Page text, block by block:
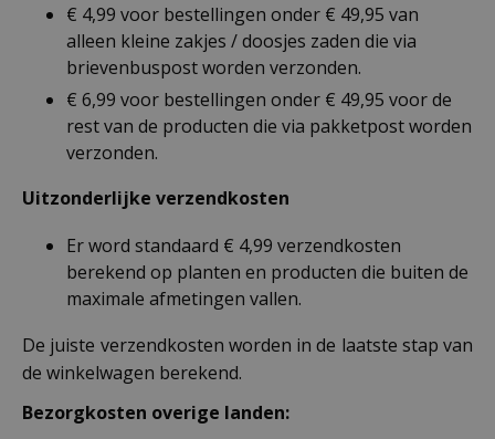
€ 4,99 voor bestellingen onder € 49,95 van
alleen kleine zakjes / doosjes zaden die via
brievenbuspost worden verzonden.
€ 6,99 voor bestellingen onder € 49,95 voor de
rest van de producten die via pakketpost worden
verzonden.
Uitzonderlijke verzendkosten
Er word standaard € 4,99 verzendkosten
berekend op planten en producten die buiten de
maximale afmetingen vallen.
De juiste verzendkosten worden in de laatste stap van
de winkelwagen berekend.
Bezorgkosten overige landen: